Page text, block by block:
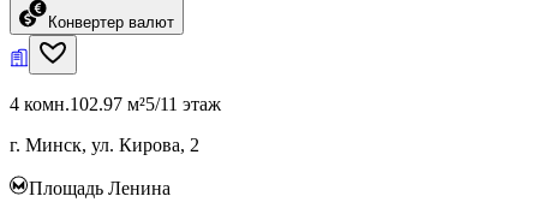
Конвертер валют
4 комн.102.97 м²5/11 этаж
г. Минск, ул. Кирова, 2
Площадь Ленина